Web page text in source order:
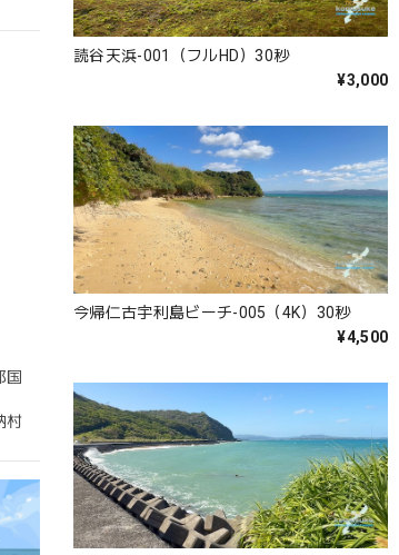
国
村
読谷天浜-001（フルHD）30秒
¥3,000
今帰仁古宇利島ビーチ-005（4K）30秒
¥4,500